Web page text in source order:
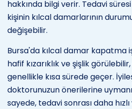
hakkında bilgi verir. Tedavi süresi
kişinin kılcal damarlarının
değişebilir.
Bursa'da kılcal damar kapatma
hafif kızarıklık ve şişlik
genellikle kısa sürede geçer.
doktorunuzun önerilerine
sayede, tedavi sonrası daha